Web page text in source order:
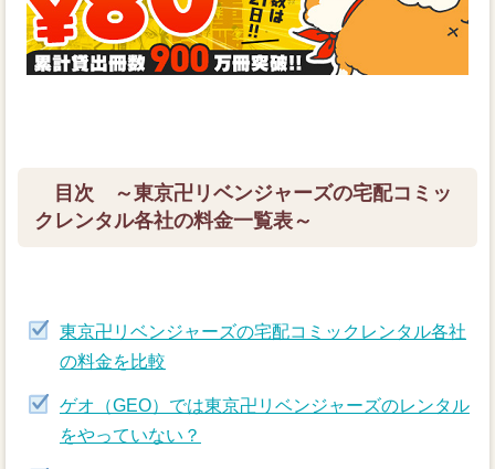
目次 ～東京卍リベンジャーズの宅配コミッ
クレンタル各社の料金一覧表～
東京卍リベンジャーズの宅配コミックレンタル各社
の料金を比較
ゲオ（GEO）では東京卍リベンジャーズのレンタル
をやっていない？